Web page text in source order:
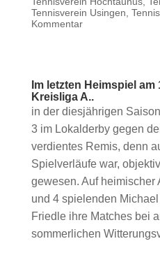
Tennisverein Usingen
Kommentar
Im letzten Heimspiel
Kreisliga A..
in der diesjährigen
3 im Lokalderby gegen
verdientes Remis, denn
Spielverläufe war,
gewesen. Auf heimischer
und 4 spielenden
Friedle ihre Matches bei
sommerlichen